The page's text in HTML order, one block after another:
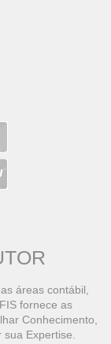
áreas contábil,
fornece as
Conhecimento,
sua Expertise.